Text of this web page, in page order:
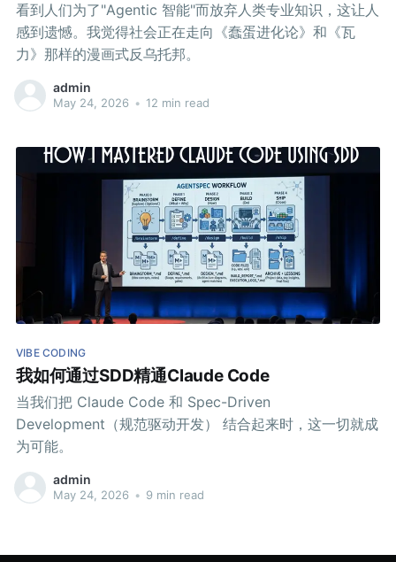
看到人们为了"Agentic 智能"而放弃人类专业知识，这让人
感到遗憾。我觉得社会正在走向《蠢蛋进化论》和《瓦
力》那样的漫画式反乌托邦。
admin
May 24, 2026 • 12 min read
VIBE CODING
我如何通过SDD精通Claude Code
当我们把 Claude Code 和 Spec-Driven
Development（规范驱动开发） 结合起来时，这一切就成
为可能。
admin
May 24, 2026 • 9 min read